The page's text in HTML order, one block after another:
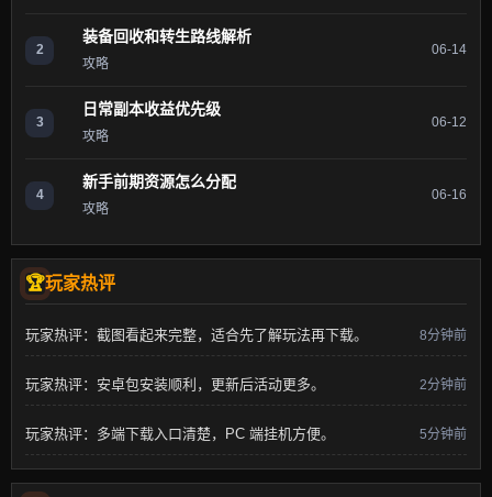
2
装备回收和转生路线解析
攻略
06-14
3
日常副本收益优先级
攻略
06-12
4
新手前期资源怎么分配
攻略
06-16
玩家热评
玩家热评：截图看起来完整，适合先了解玩法再下载。 8分钟前
玩家热评：安卓包安装顺利，更新后活动更多。 2分钟前
玩家热评：多端下载入口清楚，PC 端挂机方便。 5分钟前